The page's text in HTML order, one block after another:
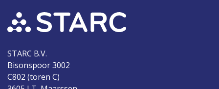
STARC B.V.
Bisonspoor 3002
C802 (toren C)